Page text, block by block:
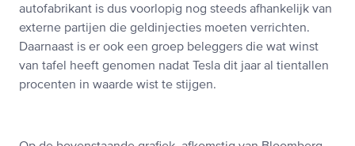
autofabrikant is dus voorlopig nog steeds afhankelijk van
externe partijen die geldinjecties moeten verrichten.
Daarnaast is er ook een groep beleggers die wat winst
van tafel heeft genomen nadat Tesla dit jaar al tientallen
procenten in waarde wist te stijgen.